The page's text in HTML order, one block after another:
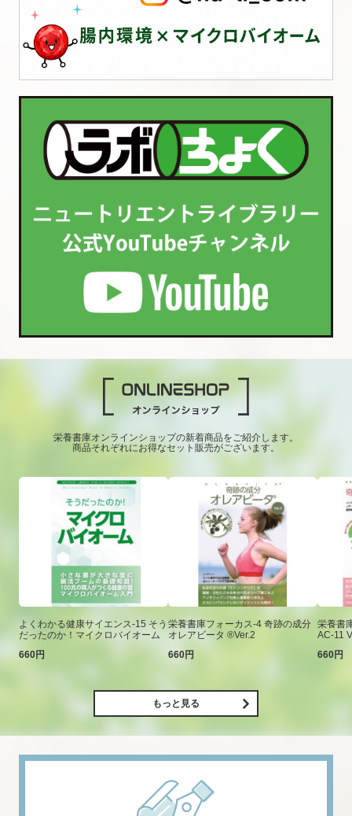
栄養書庫オンラインショップの新着商品をご紹介します。
商品それぞれにお得なセット販売がございます。
よくわかる健康サイエンス-15 そう
だったのか！マイクロバイオーム
660円
栄養書庫フォーカス-4 奇跡の成分
オレアビータ ®Ver.2
660円
栄養書
AC-11
660円
もっと見る